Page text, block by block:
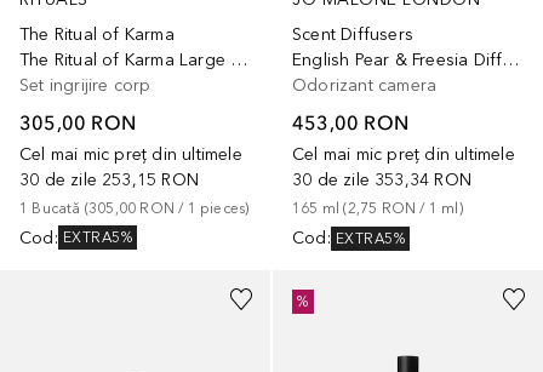
The Ritual of Karma
The Ritual of Karma Large Gift Set
Set ingrijire corp
305,00 RON
Cel mai mic preț din ultimele
30 de zile 253,15 RON
1 Bucată (305,00 RON / 1 pieces)
Cod : EXTRA5%
Scent Diffusers
English Pear & Freesia Diffuser
Odorizant camera
453,00 RON
Cel mai mic preț din ultimele
30 de zile 353,34 RON
165 ml (2,75 RON / 1 ml )
Cod : EXTRA5%
%